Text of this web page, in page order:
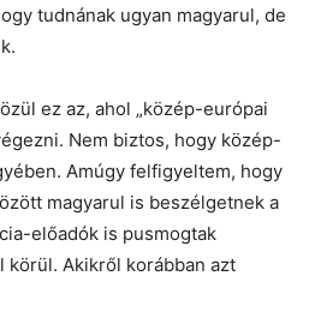
tudnának ugyan magyarul, de
ez az, ahol „közép-európai
Nem biztos, hogy közép-
Amúgy felfigyeltem, hogy
magyarul is beszélgetnek a
előadók is pusmogtak
körül. Akikről korábban azt